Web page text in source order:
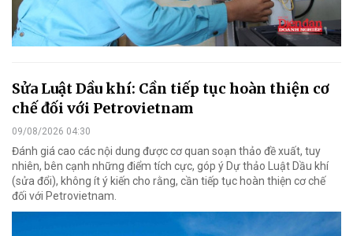
Sửa Luật Dầu khí: Cần tiếp tục hoàn thiện cơ
chế đối với Petrovietnam
09/08/2026 04:30
Đánh giá cao các nội dung được cơ quan soạn thảo đề xuất, tuy
nhiên, bên cạnh những điểm tích cực, góp ý Dự thảo Luật Dầu khí
(sửa đổi), không ít ý kiến cho rằng, cần tiếp tục hoàn thiện cơ chế
đối với Petrovietnam.